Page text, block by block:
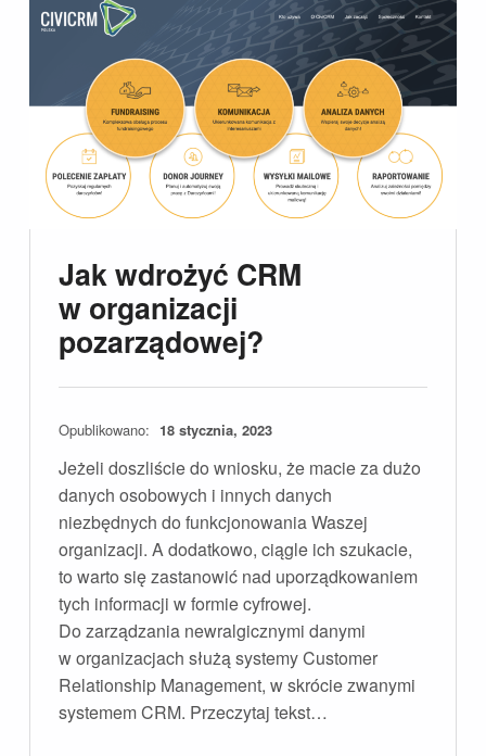
Jak wdrożyć CRM
w organizacji
pozarządowej?
Opublikowano: 18 stycznia, 2023
Jeżeli doszliście do wniosku, że macie za dużo
danych osobowych i innych danych
niezbędnych do funkcjonowania Waszej
organizacji. A dodatkowo, ciągle ich szukacie,
to warto się zastanowić nad uporządkowaniem
tych informacji w formie cyfrowej.
Do zarządzania newralgicznymi danymi
w organizacjach służą systemy Customer
Relationship Management, w skrócie zwanymi
systemem CRM. Przeczytaj tekst…